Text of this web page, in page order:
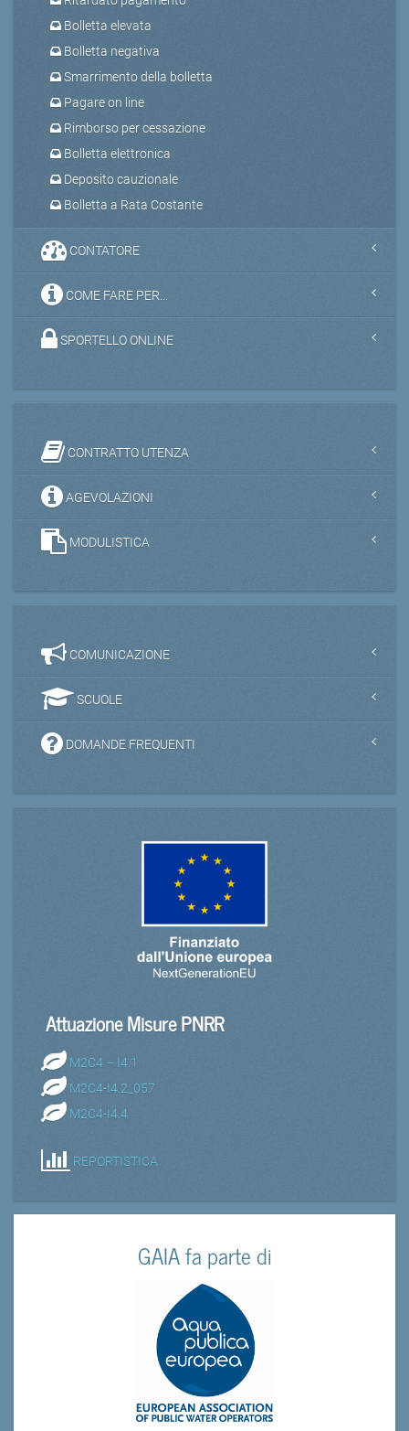
Bolletta elevata
Bolletta negativa
Smarrimento della bolletta
Pagare on line
Rimborso per cessazione
Bolletta elettronica
Deposito cauzionale
Bolletta a Rata Costante
CONTATORE
COME FARE PER...
SPORTELLO ONLINE
CONTRATTO UTENZA
AGEVOLAZIONI
MODULISTICA
COMUNICAZIONE
SCUOLE
DOMANDE FREQUENTI
Attuazione Misure PNRR
M2C4 – I4.1
M2C4-I4.2_057
M2C4-I4.4
REPORTISTICA
GAIA fa parte di